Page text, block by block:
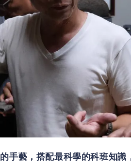
藝，搭配最科學的科班知識